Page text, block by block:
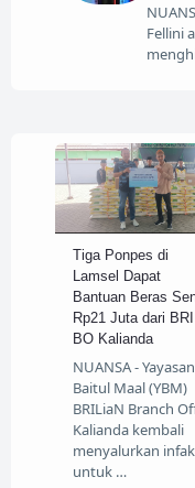
Fellini
Tiga Ponpes di
Lamsel Dapat
Bantuan Beras
Rp21 Juta dari BRI
BO Kalianda
NUANSA - Yayasan
Baitul Maal (YBM)
BRILiaN Branch
Kalianda kembali
menyalurkan infak
untuk …